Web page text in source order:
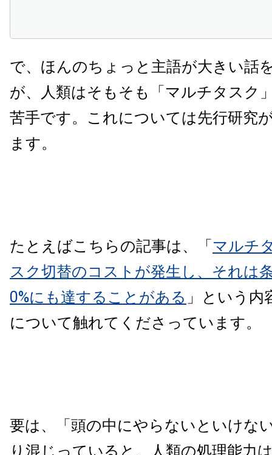
で、ほんのちょっと主語が大きい話
が、人類はそもそも「マルチタスク
苦手です。これについては先行研究
ます。
たとえばこちらの記事は、「マルチ
スク切替のコストが発生し、それは
0%にも達することがある 」という内
について触れてくださっています。
要は、「頭の中にやらないといけな
り混じっていると、人類の処理能力